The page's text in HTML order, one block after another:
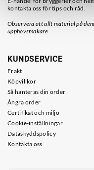
kontakta oss för tips och råd.
Observera att allt material på
upphovsmakare
KUNDSERVICE
Frakt
Köpvillkor
Så hanteras din order
Ångra order
Certifikat och miljö
Cookie-inställningar
Dataskyddspolicy
Kontakta oss